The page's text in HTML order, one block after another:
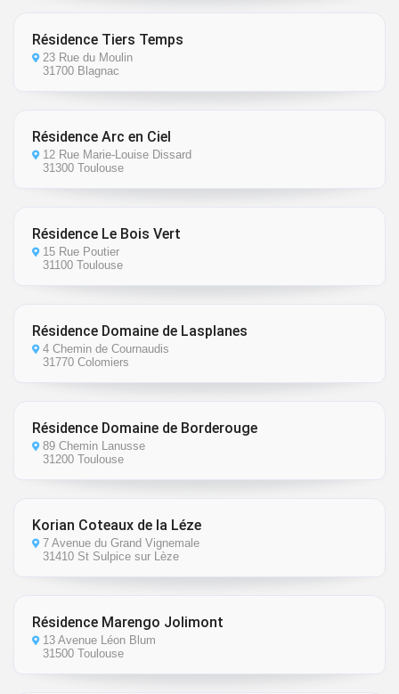
Résidence Tiers Temps
23 Rue du Moulin
31700 Blagnac
Résidence Arc en Ciel
12 Rue Marie-Louise Dissard
31300 Toulouse
Résidence Le Bois Vert
15 Rue Poutier
31100 Toulouse
Résidence Domaine de Lasplanes
4 Chemin de Cournaudis
31770 Colomiers
Résidence Domaine de Borderouge
89 Chemin Lanusse
31200 Toulouse
Korian Coteaux de la Léze
7 Avenue du Grand Vignemale
31410 St Sulpice sur Lèze
Résidence Marengo Jolimont
13 Avenue Léon Blum
31500 Toulouse